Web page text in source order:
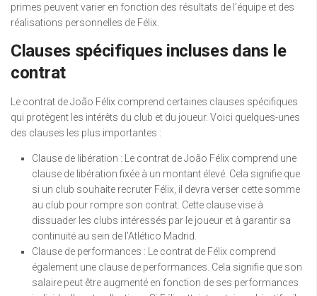
primes peuvent varier en fonction des résultats de l’équipe et des
réalisations personnelles de Félix.
Clauses spécifiques incluses dans le
contrat
Le contrat de João Félix comprend certaines clauses spécifiques
qui protègent les intérêts du club et du joueur. Voici quelques-unes
des clauses les plus importantes :
Clause de libération : Le contrat de João Félix comprend une
clause de libération fixée à un montant élevé. Cela signifie que
si un club souhaite recruter Félix, il devra verser cette somme
au club pour rompre son contrat. Cette clause vise à
dissuader les clubs intéressés par le joueur et à garantir sa
continuité au sein de l’Atlético Madrid.
Clause de performances : Le contrat de Félix comprend
également une clause de performances. Cela signifie que son
salaire peut être augmenté en fonction de ses performances